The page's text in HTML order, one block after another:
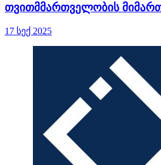
თვითმმართველობის
17 სექ 2025